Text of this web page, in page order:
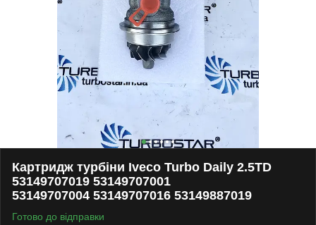
Картридж турбіни Iveco Turbo Daily 2.5TD
53149707019 53149707001
53149707004 53149707016 53149887019
Готово до відправки